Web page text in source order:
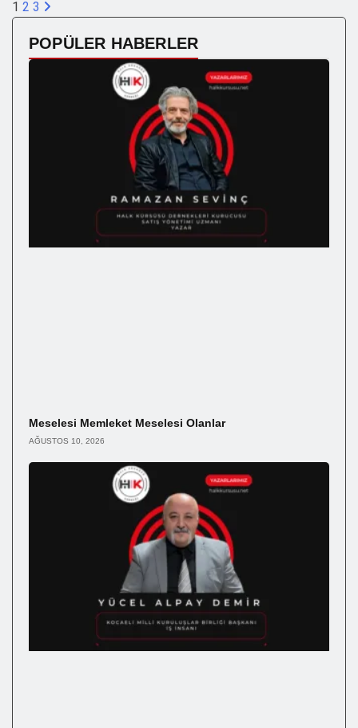
1 2 3
POPÜLER HABERLER
Meselesi Memleket Meselesi Olanlar
AĞUSTOS 10, 2026